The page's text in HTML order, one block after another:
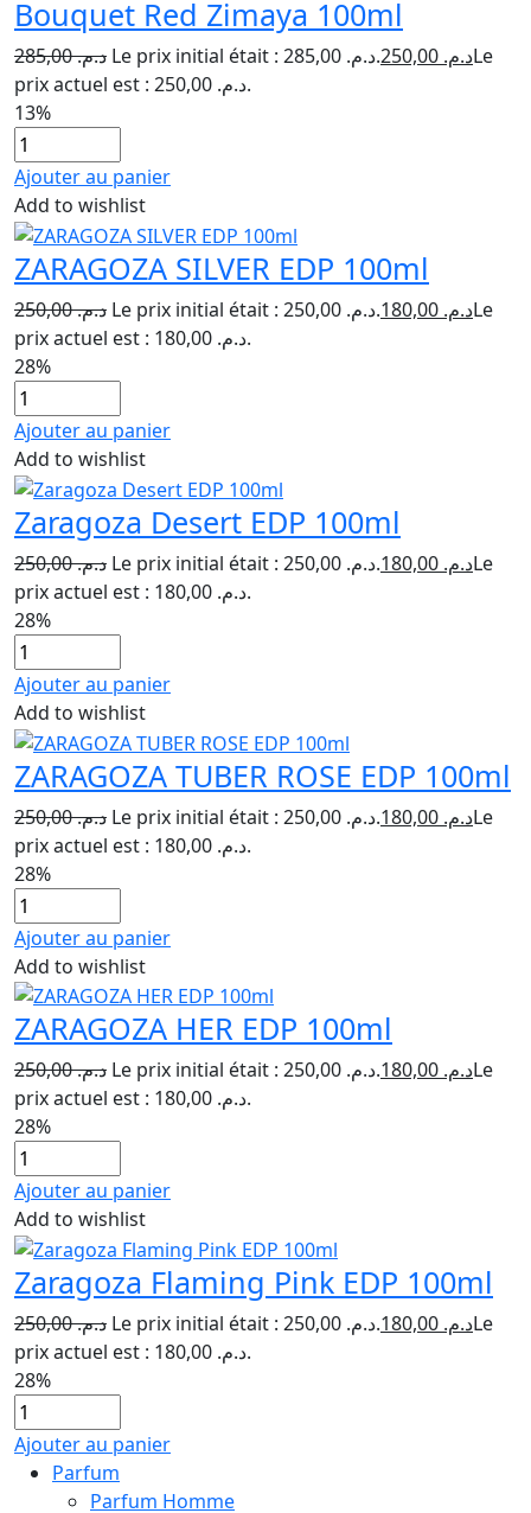
Bouquet Red Zimaya 100ml
د.م.285,00 Le prix initial était : د.م. 285,00. د.م.Le
prix actuel est : د.م. 250,00.
13%
Ajouter au panier
Add to wishlist
ZARAGOZA SILVER EDP 100ml
د.م.250,00 Le prix initial était : د.م. 250,00. د.م.Le
prix actuel est : د.م. 180,00.
28%
Ajouter au panier
Add to wishlist
Zaragoza Desert EDP 100ml
د.م.250,00 Le prix initial était : د.م. 250,00. د.م.Le
prix actuel est : د.م. 180,00.
28%
Ajouter au panier
Add to wishlist
ZARAGOZA TUBER ROSE EDP 100ml
د.م.250,00 Le prix initial était : د.م. 250,00. د.م.Le
prix actuel est : د.م. 180,00.
28%
Ajouter au panier
Add to wishlist
ZARAGOZA HER EDP 100ml
د.م.250,00 Le prix initial était : د.م. 250,00. د.م.Le
prix actuel est : د.م. 180,00.
28%
Ajouter au panier
Add to wishlist
Zaragoza Flaming Pink EDP 100ml
د.م.250,00 Le prix initial était : د.م. 250,00. د.م.Le
prix actuel est : د.م. 180,00.
28%
Ajouter au panier
Parfum
Parfum Homme